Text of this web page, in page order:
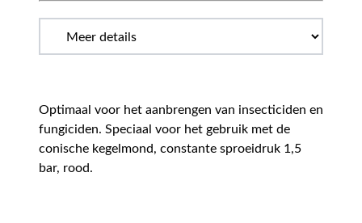
Optimaal voor het aanbrengen van insecticiden en
fungiciden. Speciaal voor het gebruik met de
conische kegelmond, constante sproeidruk 1,5
bar, rood.